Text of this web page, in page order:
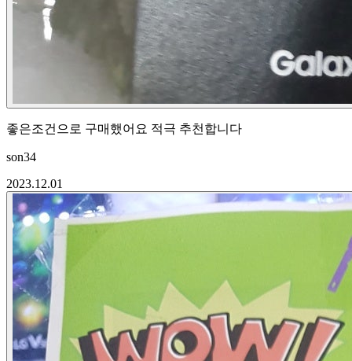
좋은조건으로 구매했어요 적극 추천합니다
son34
2023.12.01